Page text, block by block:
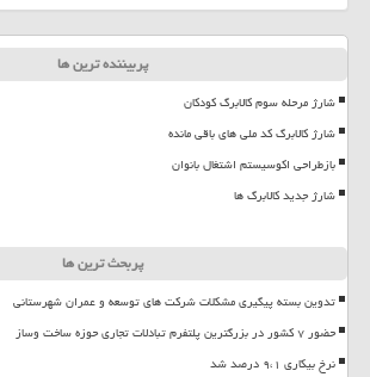
پربیننده ترین ها
شارژ مرحله سوم کالابرگ کودکان
شارژ کالابرگ کد ملی های باقی مانده
بازطراحی اکوسیستم اشتغال بانوان
شارژ جدید کالابرگ ها
پربحث ترین ها
تدوین بسته پیگیری مشکلات شرکت های توسعه و عمران شهرستانی
حضور ۷ کشور در بزرگترین پلتفرم تبادلات تجاری حوزه ساخت وساز
نرخ بیکاری ۹،۱ درصد شد